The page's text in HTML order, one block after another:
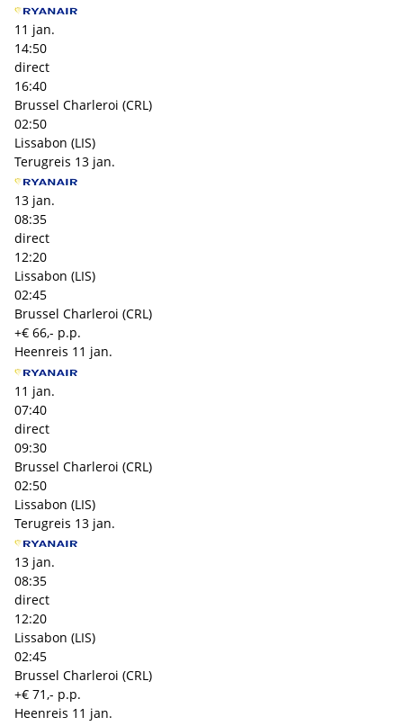
11 jan.
14:50
direct
16:40
Brussel Charleroi (CRL)
02:50
Lissabon (LIS)
Terugreis 13 jan.
13 jan.
08:35
direct
12:20
Lissabon (LIS)
02:45
Brussel Charleroi (CRL)
+€ 66,- p.p.
Heenreis 11 jan.
11 jan.
07:40
direct
09:30
Brussel Charleroi (CRL)
02:50
Lissabon (LIS)
Terugreis 13 jan.
13 jan.
08:35
direct
12:20
Lissabon (LIS)
02:45
Brussel Charleroi (CRL)
+€ 71,- p.p.
Heenreis 11 jan.